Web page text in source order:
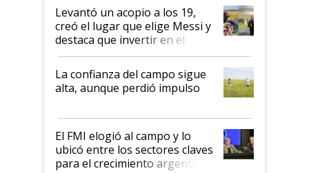
Levantó un acopio a los 19,
creó el lugar que elige Messi y
destaca que invertir en el
kirchnerismo era como "darle
plata a un hijo para droga":
Juan Félix Rossetti, el libertario
que de una dura crisis salió
de Milei
La confianza del campo sigue
alta, aunque perdió impulso
El FMI elogió al campo y lo
ubicó entre los sectores claves
para el crecimiento argentino